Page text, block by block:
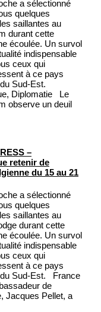
a sélectionné
quelques
saillantes au
durant cette
écoulée. Un survol
indispensable
ceux qui
à ce pays
Sud-Est.
Diplomatie Le
observe un deuil
–
retenir de
du 15 au 21
a sélectionné
quelques
saillantes au
durant cette
écoulée. Un survol
indispensable
ceux qui
à ce pays
Sud-Est. France
de
Jacques Pellet, a